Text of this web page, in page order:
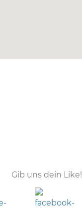
Gib uns dein Like!